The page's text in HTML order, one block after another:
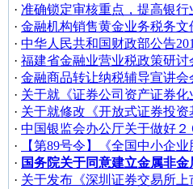
· 准确锁定审核重点，提高银行
· 金融机构销售黄金业务税务文
· 中华人民共和国财政部公告
· 福建省金融业营业税政策研讨
· 金融商品转让纳税辅导宣讲会
· 关于就《证券公司资产证券
· 关于就修改《开放式证券投
· 中国银监会办公厅关于做好
·
【第89号令】《全国中小企
· 国务院关于同意建立金属非
· 关于发布《深圳证券交易所